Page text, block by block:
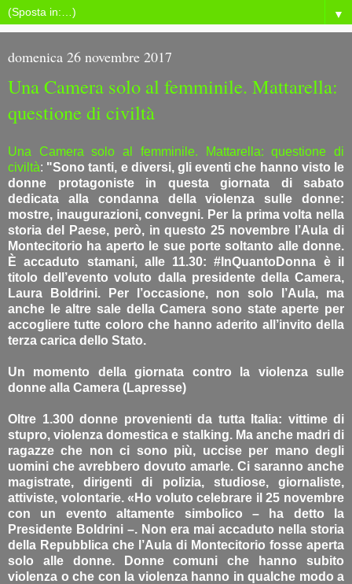
▼
domenica 26 novembre 2017
Una Camera solo al femminile. Mattarella:
questione di civiltà
Una Camera solo al femminile. Mattarella: questione di
civiltà: "Sono tanti, e diversi, gli eventi che hanno visto le
donne protagoniste in questa giornata di sabato
dedicata alla condanna della violenza sulle donne:
mostre, inaugurazioni, convegni. Per la prima volta nella
storia del Paese, però, in questo 25 novembre l’Aula di
Montecitorio ha aperto le sue porte soltanto alle donne.
È accaduto stamani, alle 11.30: #InQuantoDonna è il
titolo dell’evento voluto dalla presidente della Camera,
Laura Boldrini. Per l’occasione, non solo l’Aula, ma
anche le altre sale della Camera sono state aperte per
accogliere tutte coloro che hanno aderito all’invito della
terza carica dello Stato.
Un momento della giornata contro la violenza sulle
donne alla Camera (Lapresse)
Oltre 1.300 donne provenienti da tutta Italia: vittime di
stupro, violenza domestica e stalking. Ma anche madri di
ragazze che non ci sono più, uccise per mano degli
uomini che avrebbero dovuto amarle. Ci saranno anche
magistrate, dirigenti di polizia, studiose, giornaliste,
attiviste, volontarie. «Ho voluto celebrare il 25 novembre
con un evento altamente simbolico – ha detto la
Presidente Boldrini –. Non era mai accaduto nella storia
della Repubblica che l’Aula di Montecitorio fosse aperta
solo alle donne. Donne comuni che hanno subito
violenza o che con la violenza hanno in qualche modo a